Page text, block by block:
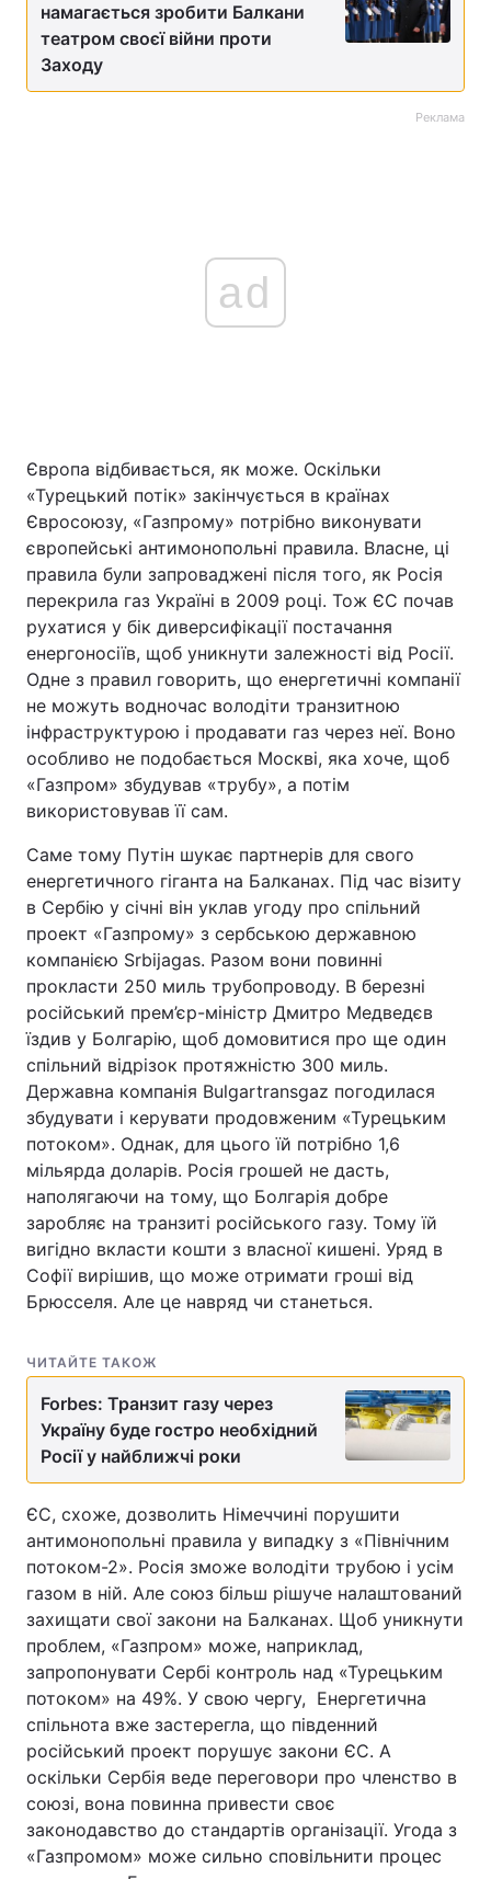
намагається зробити Балкани
театром своєї війни проти
Заходу
Реклама
ad
Європа відбивається, як може. Оскільки
«Турецький потік» закінчується в країнах
Євросоюзу, «Газпрому» потрібно виконувати
європейські антимонопольні правила. Власне, ці
правила були запроваджені після того, як Росія
перекрила газ Україні в 2009 році. Тож ЄС почав
рухатися у бік диверсифікації постачання
енергоносіїв, щоб уникнути залежності від Росії.
Одне з правил говорить, що енергетичні компанії
не можуть водночас володіти транзитною
інфраструктурою і продавати газ через неї. Воно
особливо не подобається Москві, яка хоче, щоб
«Газпром» збудував «трубу», а потім
використовував її сам.
Саме тому Путін шукає партнерів для свого
енергетичного гіганта на Балканах. Під час візиту
в Сербію у січні він уклав угоду про спільний
проект «Газпрому» з сербською державною
компанією Srbijagas. Разом вони повинні
прокласти 250 миль трубопроводу. В березні
російський прем’єр-міністр Дмитро Медведєв
їздив у Болгарію, щоб домовитися про ще один
спільний відрізок протяжністю 300 миль.
Державна компанія Bulgartransgaz погодилася
збудувати і керувати продовженим «Турецьким
потоком». Однак, для цього їй потрібно 1,6
мільярда доларів. Росія грошей не дасть,
наполягаючи на тому, що Болгарія добре
заробляє на транзиті російського газу. Тому їй
вигідно вкласти кошти з власної кишені. Уряд в
Софії вирішив, що може отримати гроші від
Брюсселя. Але це навряд чи станеться.
ЧИТАЙТЕ ТАКОЖ
Forbes: Транзит газу через
Україну буде гостро необхідний
Росії у найближчі роки
ЄС, схоже, дозволить Німеччині порушити
антимонопольні правила у випадку з «Північним
потоком-2». Росія зможе володіти трубою і усім
газом в ній. Але союз більш рішуче налаштований
захищати свої закони на Балканах. Щоб уникнути
проблем, «Газпром» може, наприклад,
запропонувати Сербі контроль над «Турецьким
потоком» на 49%. У свою чергу, Енергетична
спільнота вже застерегла, що південний
російський проект порушує закони ЄС. А
оскільки Сербія веде переговори про членство в
союзі, вона повинна привести своє
законодавство до стандартів організації. Угода з
«Газпромом» може сильно сповільнити процес